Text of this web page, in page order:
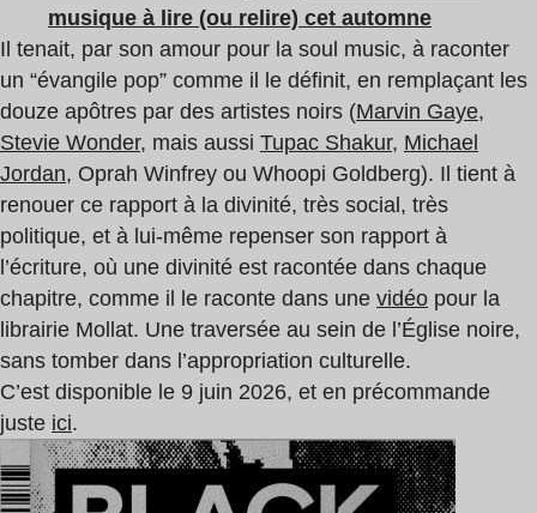
musique à lire (ou relire) cet automne
Il tenait, par son amour pour la soul music, à raconter
un “évangile pop” comme il le définit, en remplaçant les
douze apôtres par des artistes noirs (Marvin Gaye,
Stevie Wonder, mais aussi Tupac Shakur, Michael
Jordan, Oprah Winfrey ou Whoopi Goldberg). Il tient à
renouer ce rapport à la divinité, très social, très
politique, et à lui-même repenser son rapport à
l’écriture, où une divinité est racontée dans chaque
chapitre, comme il le raconte dans une vidéo pour la
librairie Mollat. Une traversée au sein de l’Église noire,
sans tomber dans l’appropriation culturelle.
C’est disponible le 9 juin 2026, et en précommande
juste ici.